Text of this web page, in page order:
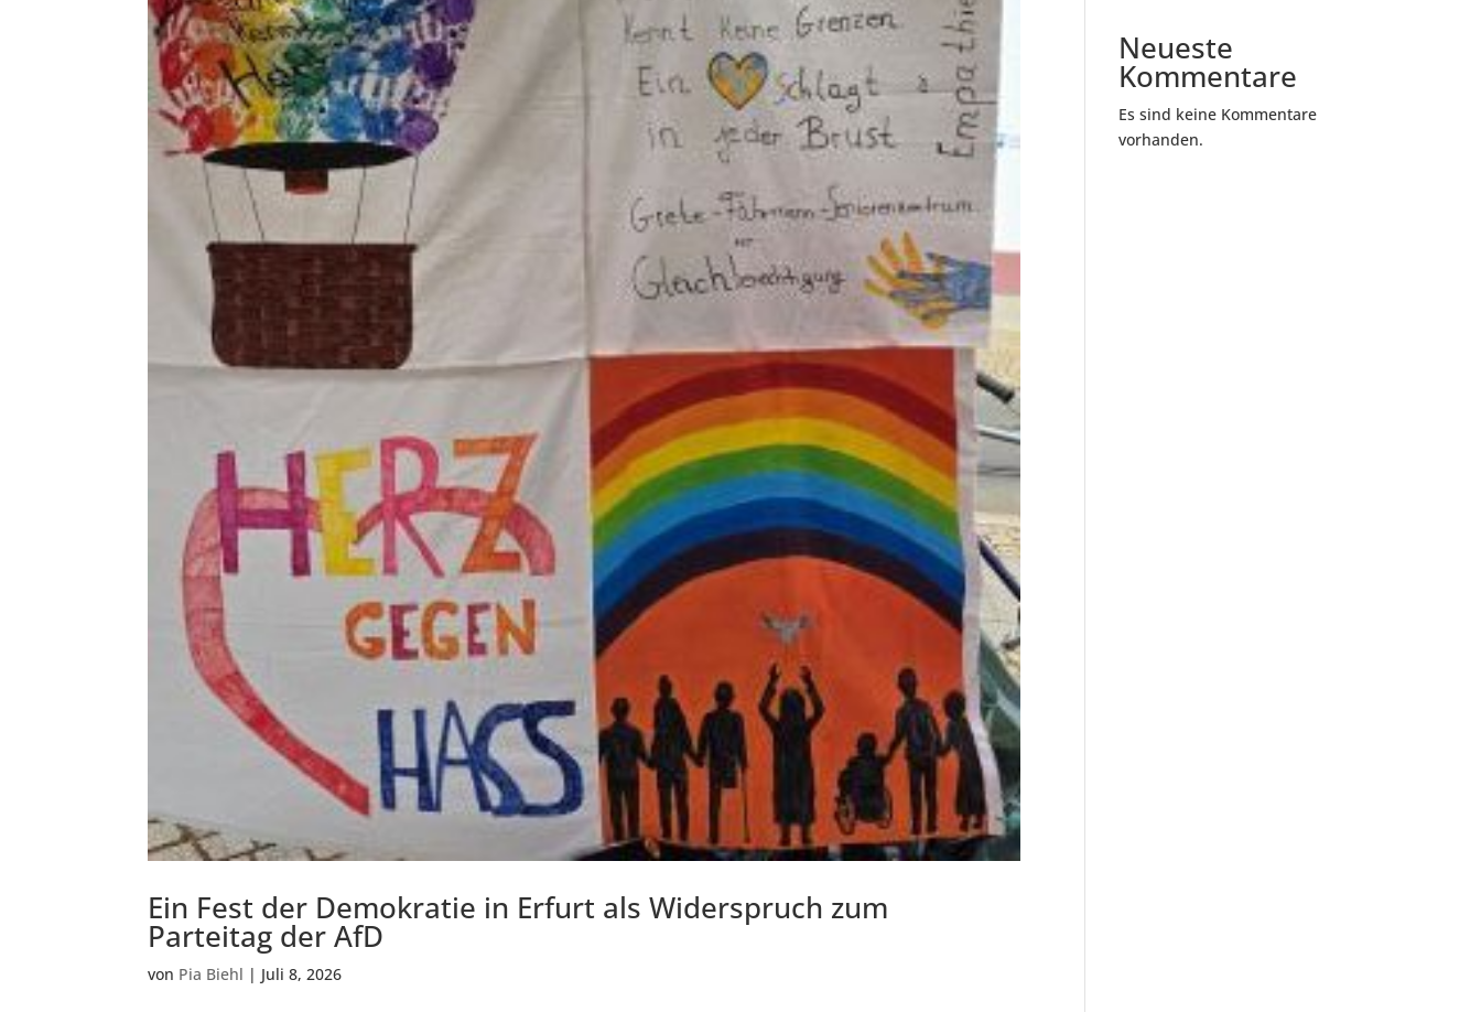
Ein Fest der Demokratie in Erfurt als Widerspruch zum
Parteitag der AfD
von Pia Biehl | Juli 8, 2026
Neueste
Kommentare
Es sind keine Kommentare
vorhanden.